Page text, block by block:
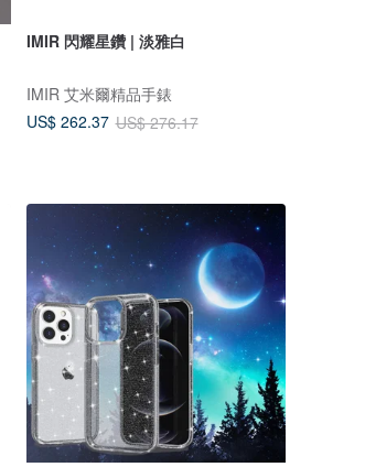
IMIR 閃耀星鑽 | 淡雅白
IMIR 艾米爾精品手錶
US$ 262.37 US$ 276.17